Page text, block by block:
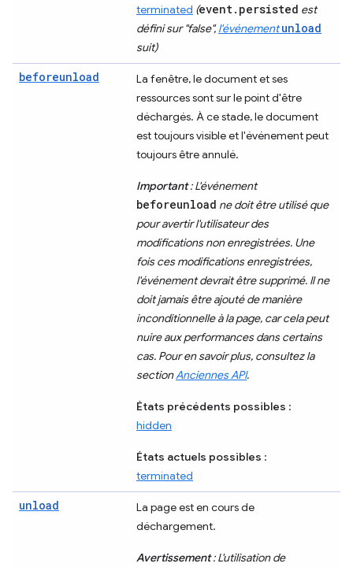
terminated (event.persisted est
défini sur "false",l'événementunload
suit)
beforeunload
La fenêtre, le document et ses
ressources sont sur le point d'être
déchargés. À ce stade, le document
est toujours visible et l'événement peut
toujours être annulé.
Important: L'événement
beforeunload ne doit être utilisé que
pour avertir l'utilisateur des
modifications non enregistrées. Une
fois ces modifications enregistrées,
l'événement devrait être supprimé. Il ne
doit jamais être ajouté de manière
inconditionnelle à la page, car cela peut
nuire aux performances dans certains
cas. Pour en savoir plus, consultez la
sectionAnciennes API.
États précédents possibles :
hidden
États actuels possibles :
terminated
unload
La page est en cours de
déchargement.
Avertissement: L'utilisation de